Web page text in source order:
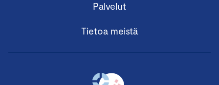
Palvelut
Tietoa meistä